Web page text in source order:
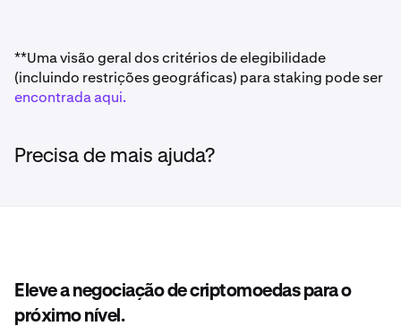
**Uma visão geral dos critérios de elegibilidade
(incluindo restrições geográficas) para staking pode ser
encontrada aqui.
Precisa de mais ajuda?
Eleve a negociação de criptomoedas para o
próximo nível.